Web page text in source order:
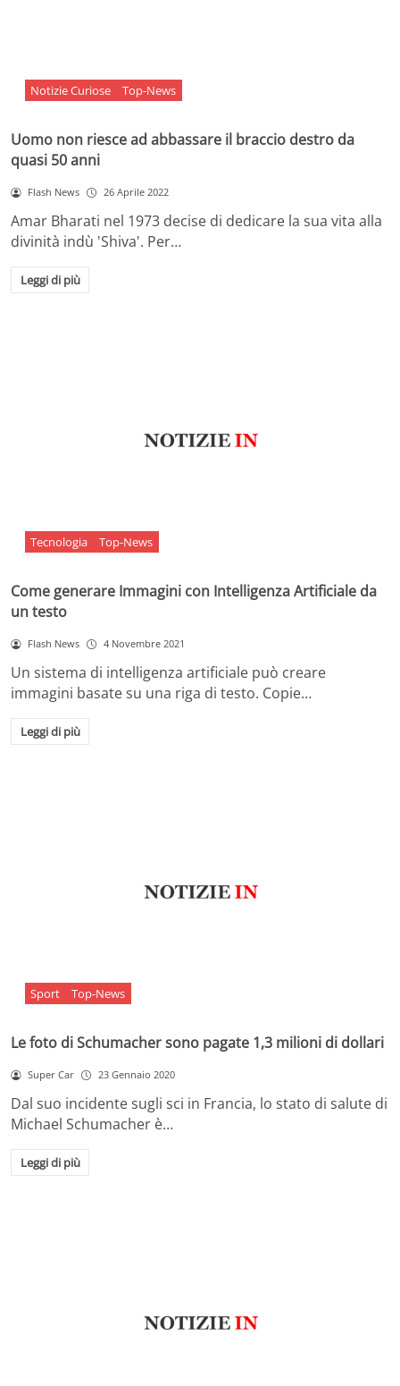
Notizie Curiose Top-News
Uomo non riesce ad abbassare il braccio destro da
quasi 50 anni
Flash News 26 Aprile 2022
Amar Bharati nel 1973 decise di dedicare la sua vita alla
divinità indù 'Shiva'. Per…
Leggi di più
Tecnologia Top-News
Come generare Immagini con Intelligenza Artificiale da
un testo
Flash News 4 Novembre 2021
Un sistema di intelligenza artificiale può creare
immagini basate su una riga di testo. Copie…
Leggi di più
Sport Top-News
Le foto di Schumacher sono pagate 1,3 milioni di dollari
Super Car 23 Gennaio 2020
Dal suo incidente sugli sci in Francia, lo stato di salute di
Michael Schumacher è…
Leggi di più